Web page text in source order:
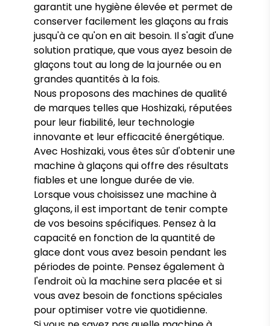
garantit une hygiène élevée et permet de
conserver facilement les glaçons au frais
jusqu'à ce qu'on en ait besoin. Il s'agit d'une
solution pratique, que vous ayez besoin de
glaçons tout au long de la journée ou en
grandes quantités à la fois.
Nous proposons des machines de qualité
de marques telles que Hoshizaki, réputées
pour leur fiabilité, leur technologie
innovante et leur efficacité énergétique.
Avec Hoshizaki, vous êtes sûr d'obtenir une
machine à glaçons qui offre des résultats
fiables et une longue durée de vie.
Lorsque vous choisissez une machine à
glaçons, il est important de tenir compte
de vos besoins spécifiques. Pensez à la
capacité en fonction de la quantité de
glace dont vous avez besoin pendant les
périodes de pointe. Pensez également à
l'endroit où la machine sera placée et si
vous avez besoin de fonctions spéciales
pour optimiser votre vie quotidienne.